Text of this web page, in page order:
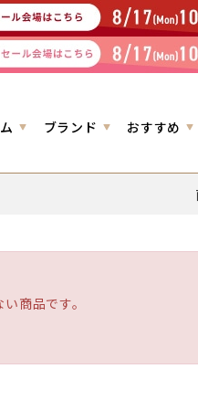
ブランド おすすめ
商品です。